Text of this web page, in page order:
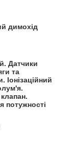
димохід
Датчики
та
Іонізаційний
потужності